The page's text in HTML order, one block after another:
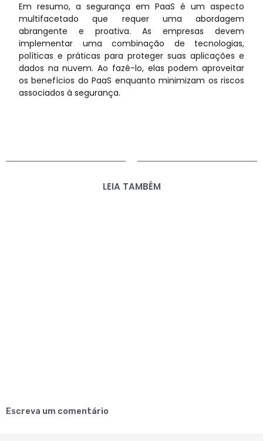
Em resumo, a segurança em PaaS é um aspecto
multifacetado que requer uma abordagem
abrangente e proativa. As empresas devem
implementar uma combinação de tecnologias,
políticas e práticas para proteger suas aplicações e
dados na nuvem. Ao fazê-lo, elas podem aproveitar
os benefícios do PaaS enquanto minimizam os riscos
associados à segurança.
LEIA TAMBÉM
Escreva um comentário